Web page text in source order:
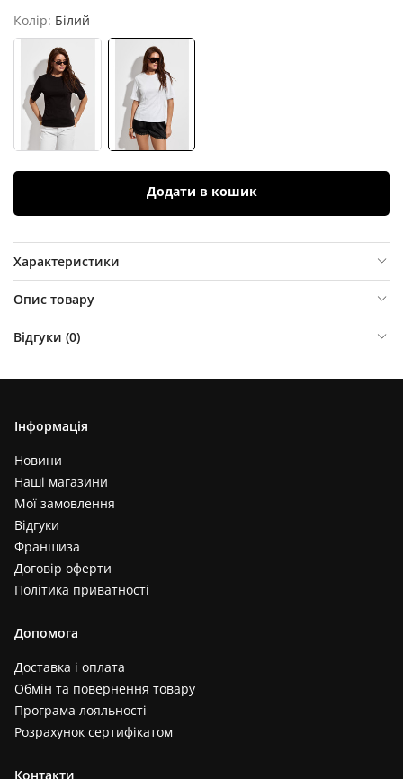
Колір: Білий
Додати в кошик
Характеристики
Опис товару
Відгуки (0)
Інформація
Новини
Наші магазини
Мої замовлення
Відгуки
Франшиза
Договір оферти
Політика приватності
Допомога
Доставка і оплата
Обмін та повернення товару
Програма лояльності
Розрахунок сертифікатом
Контакти